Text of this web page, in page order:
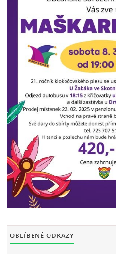
VIDEA
INTERNÍ SEKCE
KONTAKTY
© 2026
OBLÍBENÉ ODKAZY